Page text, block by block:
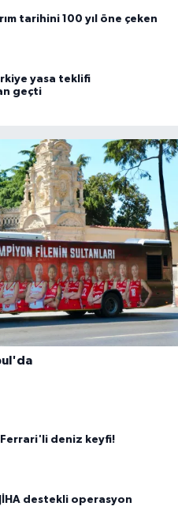
tarihini 100 yıl öne çeken
yasa teklifi
geçti
deniz keyfi!
destekli operasyon